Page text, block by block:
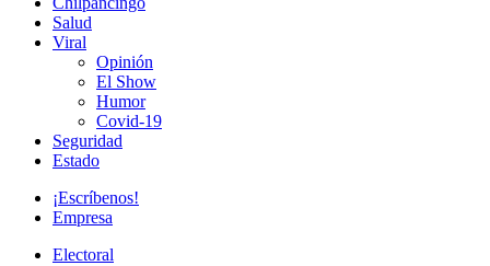
Salud
Viral
Opinión
El Show
Humor
Covid-19
Seguridad
Estado
¡Escríbenos!
Empresa
Electoral